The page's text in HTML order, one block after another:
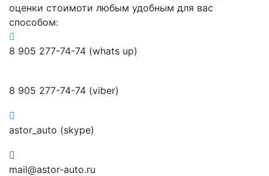
оценки стоимоти любым удобным для вас
способом:
8 905 277-74-74 (whats up)
8 905 277-74-74 (viber)
astor_auto (skype)
mail@astor-auto.ru